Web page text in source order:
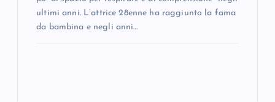
ultimi anni. L’attrice 28enne ha raggiunto la fama
da bambina e negli anni…